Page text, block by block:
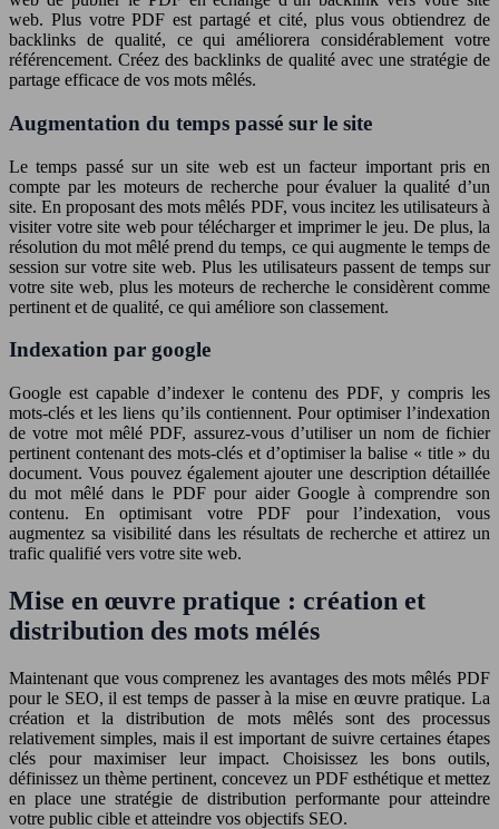
web. Plus votre PDF est partagé et cité, plus vous obtiendrez de
backlinks de qualité, ce qui améliorera considérablement votre
référencement. Créez des backlinks de qualité avec une stratégie de
partage efficace de vos mots mêlés.
Augmentation du temps passé sur le site
Le temps passé sur un site web est un facteur important pris en
compte par les moteurs de recherche pour évaluer la qualité d’un
site. En proposant des mots mêlés PDF, vous incitez les utilisateurs à
visiter votre site web pour télécharger et imprimer le jeu. De plus, la
résolution du mot mêlé prend du temps, ce qui augmente le temps de
session sur votre site web. Plus les utilisateurs passent de temps sur
votre site web, plus les moteurs de recherche le considèrent comme
pertinent et de qualité, ce qui améliore son classement.
Indexation par google
Google est capable d’indexer le contenu des PDF, y compris les
mots-clés et les liens qu’ils contiennent. Pour optimiser l’indexation
de votre mot mêlé PDF, assurez-vous d’utiliser un nom de fichier
pertinent contenant des mots-clés et d’optimiser la balise « title » du
document. Vous pouvez également ajouter une description détaillée
du mot mêlé dans le PDF pour aider Google à comprendre son
contenu. En optimisant votre PDF pour l’indexation, vous
augmentez sa visibilité dans les résultats de recherche et attirez un
trafic qualifié vers votre site web.
Mise en œuvre pratique : création et
distribution des mots mélés
Maintenant que vous comprenez les avantages des mots mêlés PDF
pour le SEO, il est temps de passer à la mise en œuvre pratique. La
création et la distribution de mots mêlés sont des processus
relativement simples, mais il est important de suivre certaines étapes
clés pour maximiser leur impact. Choisissez les bons outils,
définissez un thème pertinent, concevez un PDF esthétique et mettez
en place une stratégie de distribution performante pour atteindre
votre public cible et atteindre vos objectifs SEO.